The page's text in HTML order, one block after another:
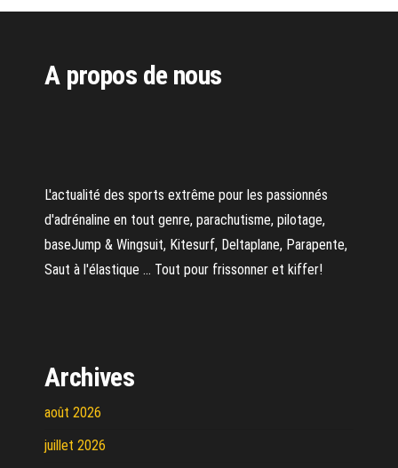
A propos de nous
L'actualité des sports extrême pour les passionnés
d'adrénaline en tout genre, parachutisme, pilotage,
baseJump & Wingsuit, Kitesurf, Deltaplane, Parapente,
Saut à l'élastique ... Tout pour frissonner et kiffer!
Archives
août 2026
juillet 2026